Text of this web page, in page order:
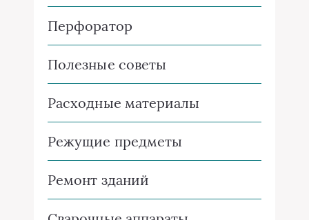
Перфоратор
Полезные советы
Расходные материалы
Режущие предметы
Ремонт зданий